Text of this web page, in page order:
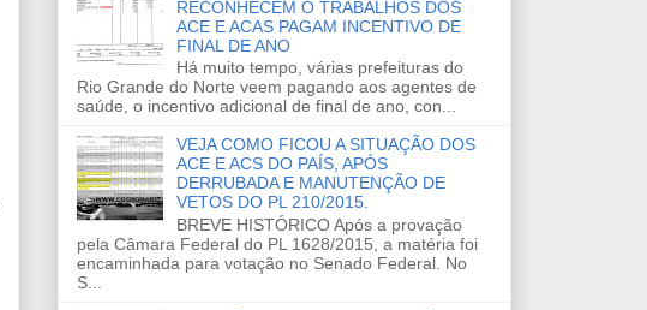
RECONHECEM O TRABALHOS DOS
ACE E ACAS PAGAM INCENTIVO DE
FINAL DE ANO
Há muito tempo, várias prefeituras do
Rio Grande do Norte veem pagando aos agentes de
saúde, o incentivo adicional de final de ano, con...
VEJA COMO FICOU A SITUAÇÃO DOS
ACE E ACS DO PAÍS, APÓS
DERRUBADA E MANUTENÇÃO DE
VETOS DO PL 210/2015.
BREVE HISTÓRICO Após a provação
pela Câmara Federal do PL 1628/2015, a matéria foi
encaminhada para votação no Senado Federal. No
S...